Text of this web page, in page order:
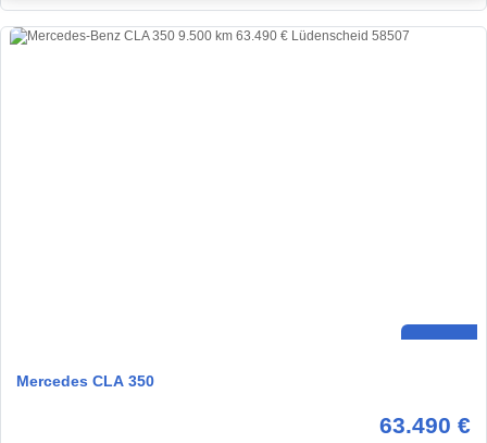
Mercedes CLA 350
63.490 €